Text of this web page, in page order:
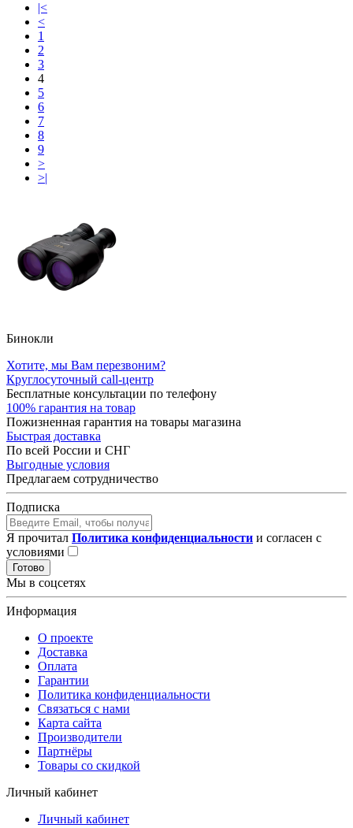
|<
<
1
2
3
4
5
6
7
8
9
>
>|
Бинокли
Хотите, мы Вам перезвоним?
Круглосуточный call-центр
Бесплатные консультации по телефону
100% гарантия на товар
Пожизненная гарантия на товары магазина
Быстрая доставка
По всей России и СНГ
Выгодные условия
Предлагаем сотрудничество
Подписка
Я прочитал Политика конфиденциальности и согласен с
условиями
Готово
Мы в соцсетях
Информация
О проекте
Доставка
Оплата
Гарантии
Политика конфиденциальности
Связаться с нами
Карта сайта
Производители
Партнёры
Товары со скидкой
Личный кабинет
Личный кабинет